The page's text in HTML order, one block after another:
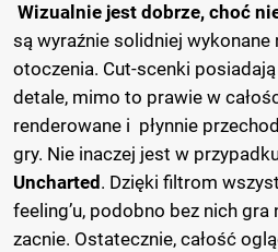
Wizualnie jest dobrze, choć
są wyraźnie solidniej
otoczenia. Cut-scenki
detale, mimo to prawie w
renderowane i płynnie
gry. Nie inaczej jest w
Uncharted . Dzięki filtrom
feeling’u, podobno bez nich
zacnie. Ostatecznie, całość